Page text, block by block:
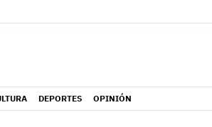
DEPORTES OPINIÓN